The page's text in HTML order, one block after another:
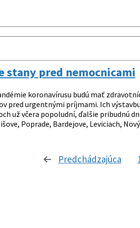
stany pred nemocnicami
koronavírusu budú mať
pred urgentnými príjmami. Ich
už včera popoludní, ďalšie pribudnú
Poprade, Bardejove, Leviciach,
Predchádzajúca